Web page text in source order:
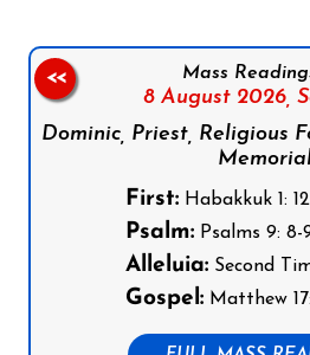
Mass
8 August 2026,
Dominic, Priest, Religious
First:Habakkuk 1:
Psalm:Psalms 9: 8-9,
Alleluia:Second
Gospel:Matthew
<<